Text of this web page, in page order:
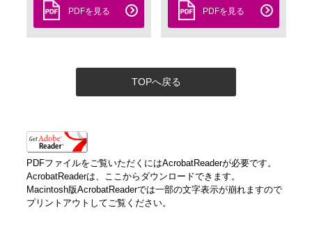
PDFを見る PDFを見る
TOPへ戻る
PDFファイルをご覧いただくにはAcrobatReaderが必要です。
AcrobatReaderは、ここからダウンロードできます。
Macintosh版AcrobatReaderでは一部の文字表示が崩れますので
プリントアウトしてご覧ください。